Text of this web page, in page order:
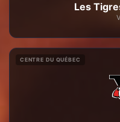
Les
CENTRE DU QUÉBEC